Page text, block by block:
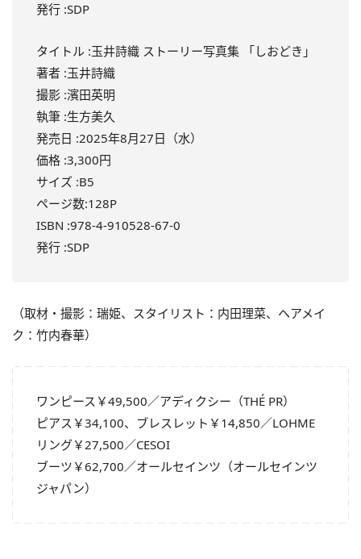
発行 :SDP
タイトル :玉井詩織 ストーリー写真集 「しおどき」
著者 :玉井詩織
撮影 :濱田英明
執筆 :生方美久
発売日 :2025年8月27日（水）
価格 :3,300円
サイズ :B5
ページ数:128P
ISBN :978-4-910528-67-0
発行 :SDP
（取材・撮影：瑞姫、スタイリスト：内田理菜、ヘアメイ
ク：竹内春華）
ワンピース￥49,500／アディクシー（THÉ PR）
ピアス￥34,100、ブレスレット￥14,850／LOHME
リング￥27,500／CESOI
ブーツ￥62,700／オールセインツ（オールセインツ
ジャパン）